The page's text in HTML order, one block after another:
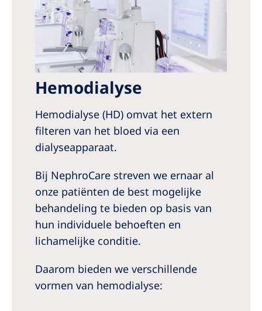
Hemodialyse
Hemodialyse (HD) omvat het extern
filteren van het bloed via een
dialyseapparaat.
Bij NephroCare streven we ernaar al
onze patiënten de best mogelijke
behandeling te bieden op basis van
hun individuele behoeften en
lichamelijke conditie.
Daarom bieden we verschillende
vormen van hemodialyse: